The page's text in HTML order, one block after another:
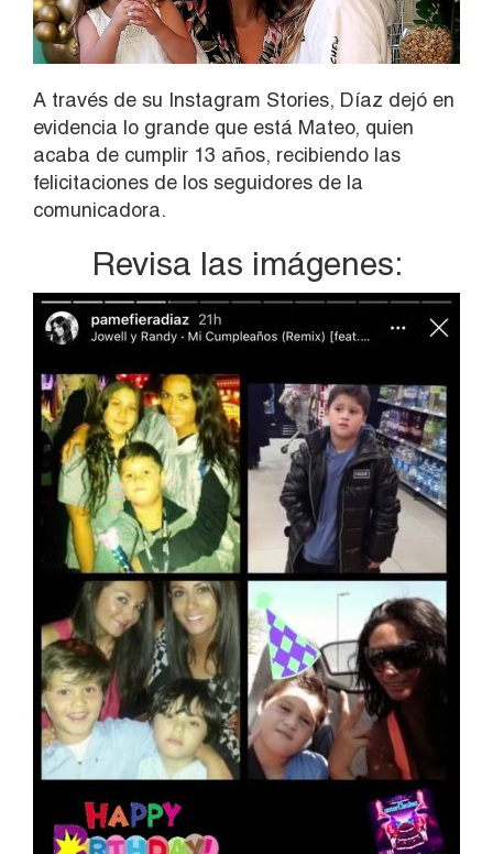
A través de su Instagram Stories, Díaz dejó en
evidencia lo grande que está Mateo, quien
acaba de cumplir 13 años, recibiendo las
felicitaciones de los seguidores de la
comunicadora.
Revisa las imágenes: